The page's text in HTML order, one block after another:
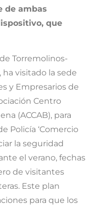
de ambas
que
Torremolinos-
visitado la sede
y Empresarios de
Centro
(ACCAB), para
Policía ‘Comercio
la seguridad
el verano, fechas
de visitantes
Este plan
para que los